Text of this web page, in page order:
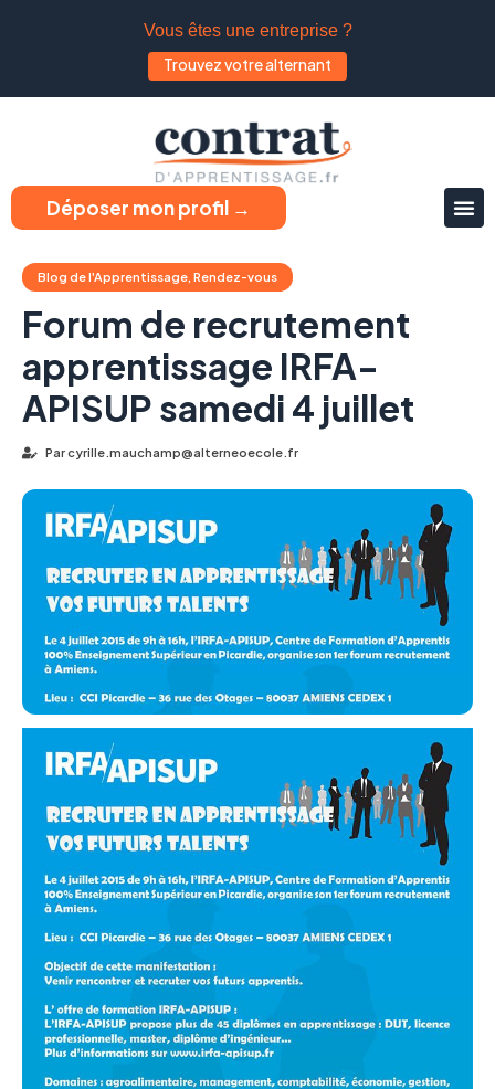
Vous êtes une entreprise ?
Trouvez votre alternant
Déposer mon profil →
Blog de l'Apprentissage, Rendez-vous
Forum de recrutement
apprentissage IRFA-
APISUP samedi 4 juillet
Parcyrille.mauchamp@alterneoecole.fr